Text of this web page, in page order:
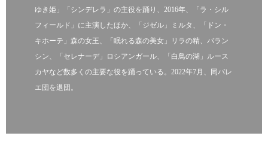
ゆき姫」「シンデレラ」の主役を踊り、2016年、「ラ・シル
フィールド」に主演したほか、「ジゼル」ミルタ、「ドン・
キホーテ」森の女王、「眠れる森の美女」リラの精、バラン
シン、「セレナーデ」ロシアンガール、「白鳥の湖」ルース
カヤなど数多くの主要な役を踊っている。2022年7月、同バレ
エ団を退団。